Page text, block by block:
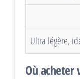
Ultra légère,
Où acheter